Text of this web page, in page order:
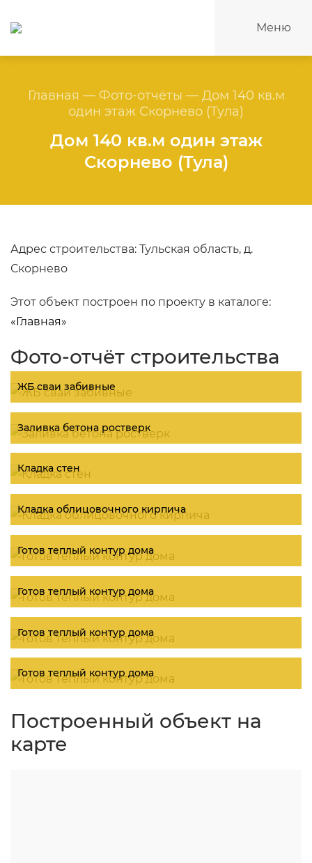
Меню
Главная — Фото-отчёты — Дом 140 кв.м
один этаж Скорнево (Тула)
Дом 140 кв.м один этаж
Скорнево (Тула)
Адрес строительства: Тульская область, д.
Скорнево
Этот объект построен по проекту в каталоге:
«Главная»
Фото-отчёт строительства
ЖБ сваи забивные
Заливка бетона ростверк
Кладка стен
Кладка облицовочного кирпича
Готов теплый контур дома
Готов теплый контур дома
Готов теплый контур дома
Готов теплый контур дома
Построенный объект на
карте